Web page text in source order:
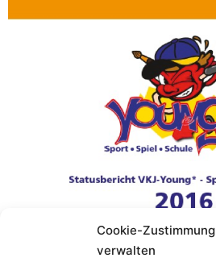
Cookie-Zustimmung
verwalten